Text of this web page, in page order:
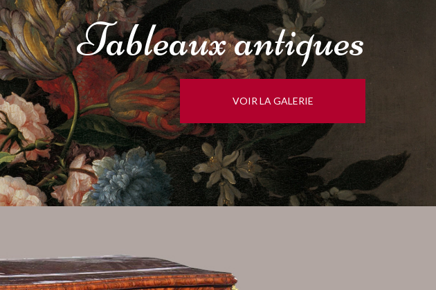
Tableauxantiques
VOIR LA GALERIE